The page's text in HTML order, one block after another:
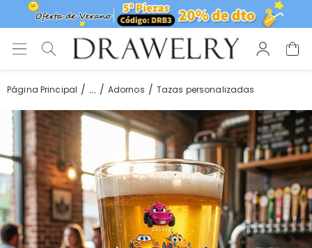
Página Principal ... Adornos Tazas personalizadas